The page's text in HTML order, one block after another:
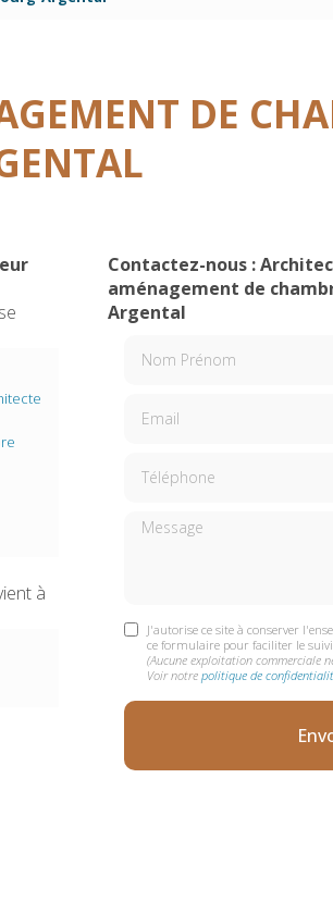
DE
à
Contactez-nous :
aménagement de
Argental
Message
J'autorise ce site à conserver
ce formulaire pour faciliter le
(Aucune exploitation commerciale
Voir notre politique de